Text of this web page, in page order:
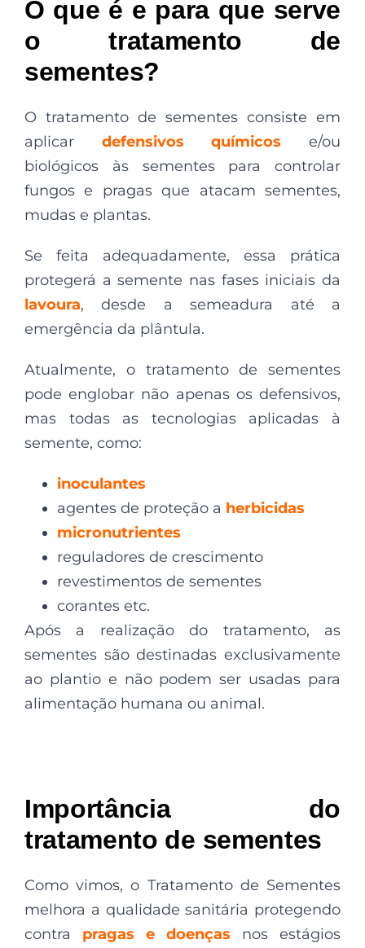
O que é e para que serve
o tratamento de
sementes?
O tratamento de sementes consiste em
aplicar defensivos químicos e/ou
biológicos às sementes para controlar
fungos e pragas que atacam sementes,
mudas e plantas.
Se feita adequadamente, essa prática
protegerá a semente nas fases iniciais da
lavoura, desde a semeadura até a
emergência da plântula.
Atualmente, o tratamento de sementes
pode englobar não apenas os defensivos,
mas todas as tecnologias aplicadas à
semente, como:
inoculantes
agentes de proteção a herbicidas
micronutrientes
reguladores de crescimento
revestimentos de sementes
corantes etc.
Após a realização do tratamento, as
sementes são destinadas exclusivamente
ao plantio e não podem ser usadas para
alimentação humana ou animal.
Importância do
tratamento de sementes
Como vimos, o Tratamento de Sementes
melhora a qualidade sanitária protegendo
contra pragas e doenças
nos estágios